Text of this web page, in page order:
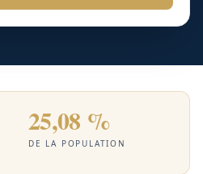
25,08 %
DE LA POPULATION